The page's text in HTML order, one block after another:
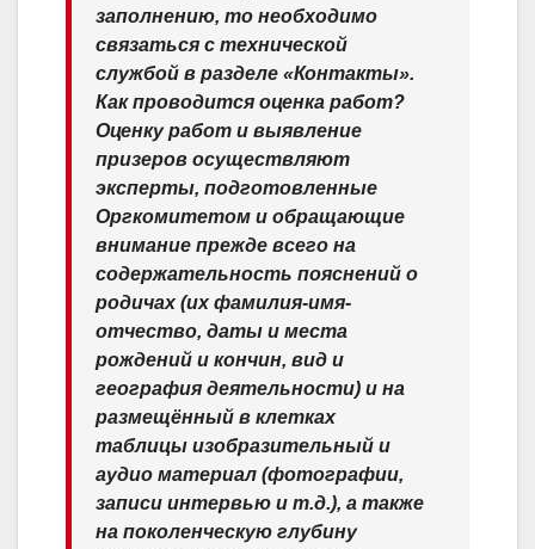
заполнению, то необходимо
связаться с технической
службой в разделе «Контакты».
Как проводится оценка работ?
Оценку работ и выявление
призеров осуществляют
эксперты, подготовленные
Оргкомитетом и обращающие
внимание прежде всего на
содержательность пояснений о
родичах (их фамилия-имя-
отчество, даты и места
рождений и кончин, вид и
география деятельности) и на
размещённый в клетках
таблицы изобразительный и
аудио материал (фотографии,
записи интервью и т.д.), а также
на поколенческую глубину